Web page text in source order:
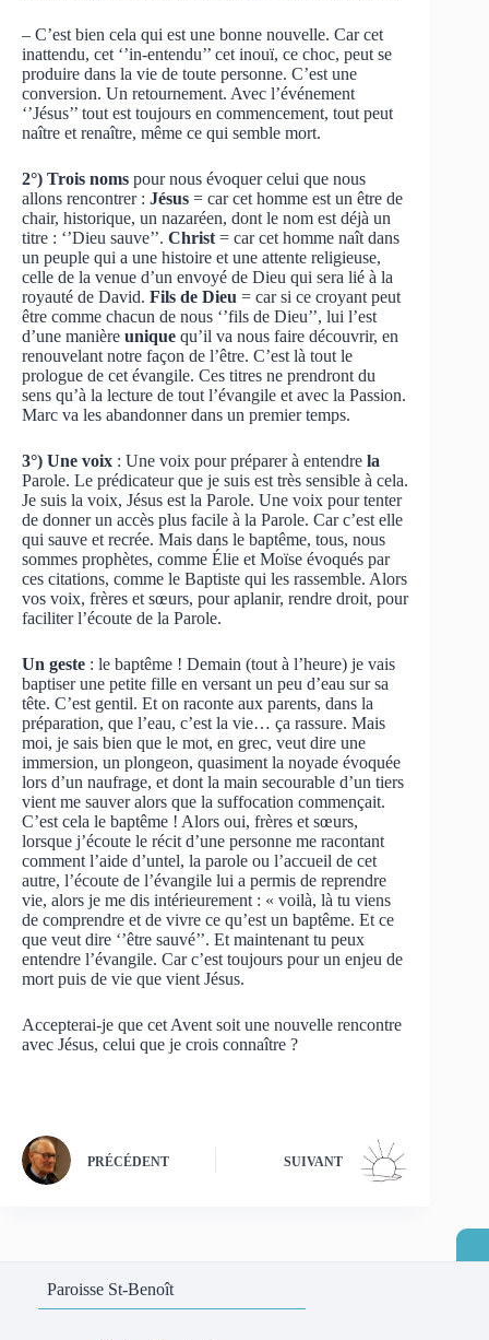
– C’est bien cela qui est une bonne nouvelle. Car cet
inattendu, cet ‘’in-entendu’’ cet inouï, ce choc, peut se
produire dans la vie de toute personne. C’est une
conversion. Un retournement. Avec l’événement
‘’Jésus’’ tout est toujours en commencement, tout peut
naître et renaître, même ce qui semble mort.
2°) Trois noms pour nous évoquer celui que nous
allons rencontrer : Jésus = car cet homme est un être de
chair, historique, un nazaréen, dont le nom est déjà un
titre : ‘’Dieu sauve’’. Christ = car cet homme naît dans
un peuple qui a une histoire et une attente religieuse,
celle de la venue d’un envoyé de Dieu qui sera lié à la
royauté de David. Fils de Dieu = car si ce croyant peut
être comme chacun de nous ‘’fils de Dieu’’, lui l’est
d’une manière unique qu’il va nous faire découvrir, en
renouvelant notre façon de l’être. C’est là tout le
prologue de cet évangile. Ces titres ne prendront du
sens qu’à la lecture de tout l’évangile et avec la Passion.
Marc va les abandonner dans un premier temps.
3°) Une voix : Une voix pour préparer à entendre la
Parole. Le prédicateur que je suis est très sensible à cela.
Je suis la voix, Jésus est la Parole. Une voix pour tenter
de donner un accès plus facile à la Parole. Car c’est elle
qui sauve et recrée. Mais dans le baptême, tous, nous
sommes prophètes, comme Élie et Moïse évoqués par
ces citations, comme le Baptiste qui les rassemble. Alors
vos voix, frères et sœurs, pour aplanir, rendre droit, pour
faciliter l’écoute de la Parole.
Un geste : le baptême ! Demain (tout à l’heure) je vais
baptiser une petite fille en versant un peu d’eau sur sa
tête. C’est gentil. Et on raconte aux parents, dans la
préparation, que l’eau, c’est la vie… ça rassure. Mais
moi, je sais bien que le mot, en grec, veut dire une
immersion, un plongeon, quasiment la noyade évoquée
lors d’un naufrage, et dont la main secourable d’un tiers
vient me sauver alors que la suffocation commençait.
C’est cela le baptême ! Alors oui, frères et sœurs,
lorsque j’écoute le récit d’une personne me racontant
comment l’aide d’untel, la parole ou l’accueil de cet
autre, l’écoute de l’évangile lui a permis de reprendre
vie, alors je me dis intérieurement : « voilà, là tu viens
de comprendre et de vivre ce qu’est un baptême. Et ce
que veut dire ‘’être sauvé’’. Et maintenant tu peux
entendre l’évangile. Car c’est toujours pour un enjeu de
mort puis de vie que vient Jésus.
Accepterai-je que cet Avent soit une nouvelle rencontre
avec Jésus, celui que je crois connaître ?
PRÉCÉDENT SUIVANT
Paroisse St-Benoît